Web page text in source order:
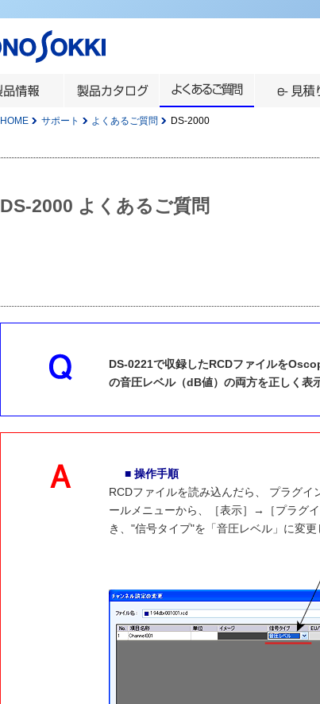
HOME サポート よくあるご質問 DS-2000
DS-2000 よくあるご質問
DS-0221で収録したRCDファイルを
の音圧レベル（dB値）の両方を正しく表
■ 操作手順
RCDファイルを読み込んだら、 プラグ
ールメニューから、［表示］→［プラグ
き、"信号タイプ"を「音圧レベル」に変更